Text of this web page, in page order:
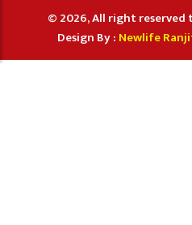
© 2026, All right reserved
Design By : Newlife